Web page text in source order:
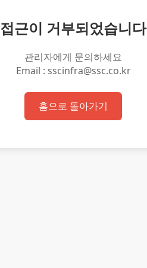
접근이 거부되었습니다
관리자에게 문의하세요
Email : sscinfra@ssc.co.kr
홈으로 돌아가기